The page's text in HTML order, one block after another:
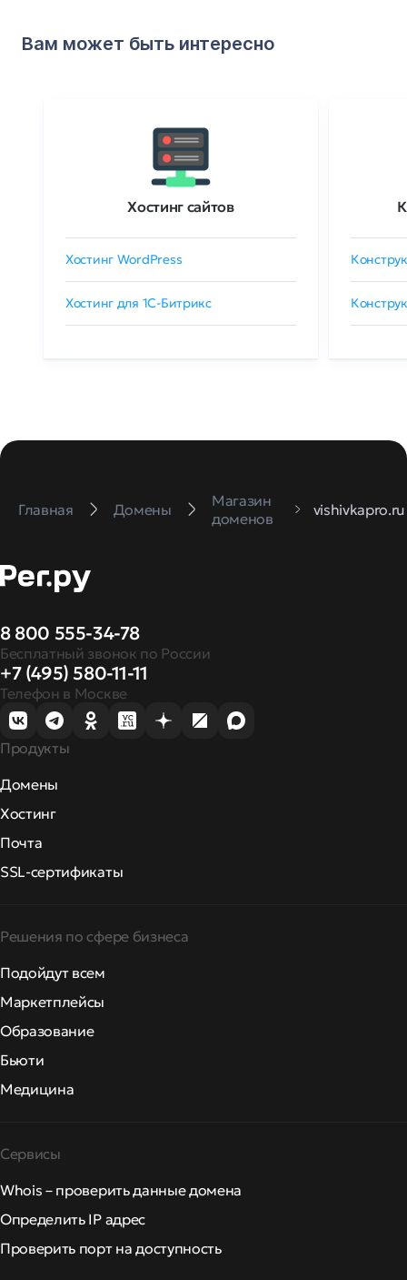
Вам может быть интересно
Хостинг сайтов
Хостинг WordPress
Хостинг для 1C-Битрикс
Главная Домены
Магазин
доменов
vishivkapro.ru
8 800 555-34-78
Бесплатный звонок по России
+7 (495) 580-11-11
Телефон в Москве
Продукты
Домены
Хостинг
Почта
SSL-сертификаты
Решения по сфере бизнеса
Подойдут всем
Маркетплейсы
Образование
Бьюти
Медицина
Сервисы
Whois – проверить данные домена
Определить IP адрес
Проверить порт на доступность